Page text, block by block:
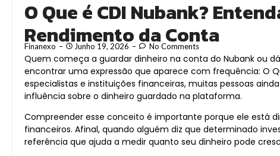
O Que é CDI Nubank?
Rendimento da Conta
Finanexo Junho 19, 2026 No Comments
Quem começa a guardar dinheiro na conta do Nubank ou
encontrar uma expressão que aparece com frequência: O
especialistas e instituições financeiras, muitas pessoas
influência sobre o dinheiro guardado na plataforma.
Compreender esse conceito é importante porque ele está
financeiros. Afinal, quando alguém diz que determinado
referência que ajuda a medir quanto seu dinheiro pode